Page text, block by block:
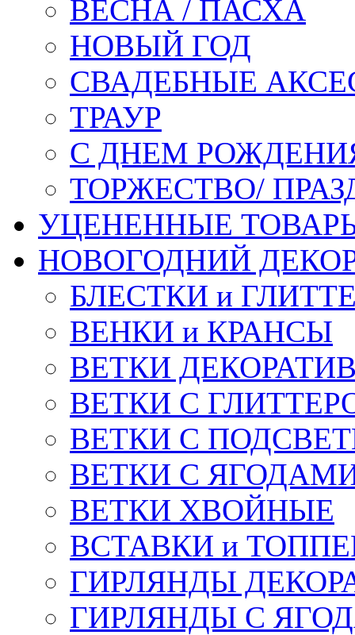
ВЕСНА / ПАСХА
НОВЫЙ ГОД
СВАДЕБНЫЕ
ТРАУР
С ДНЕМ
ТОРЖЕСТВО/
УЦЕНЕННЫЕ
НОВОГОДНИЙ
БЛЕСТКИ и
ВЕНКИ и КРАНСЫ
ВЕТКИ
ВЕТКИ С
ВЕТКИ С
ВЕТКИ С
ВЕТКИ ХВОЙНЫЕ
ВСТАВКИ и
ГИРЛЯНДЫ
ГИРЛЯНДЫ С